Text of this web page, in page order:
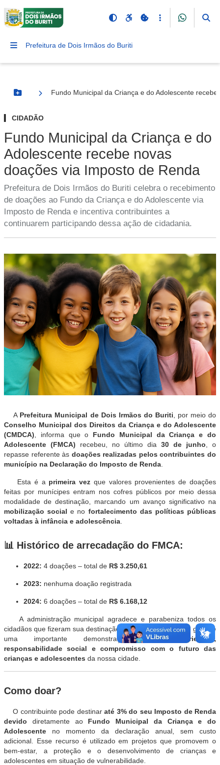
Prefeitura de Dois Irmãos do Buriti
Botão Menu
Fundo Municipal da Criança e do Adolescente
CIDADÃO
Fundo Municipal da Criança e do
Adolescente recebe novas
doações via Imposto de Renda
Prefeitura de Dois Irmãos do Buriti celebra o recebimento
de doações ao Fundo da Criança e do Adolescente via
Imposto de Renda e incentiva contribuintes a
continuarem participando dessa ação de cidadania.
A Prefeitura Municipal de Dois Irmãos do Buriti , por meio do
Conselho Municipal dos Direitos da Criança e do Adolescente
(CMDCA) , informa que o Fundo Municipal da Criança e do
Adolescente (FMCA) recebeu, no último dia 30 de junho , o
repasse referente às doações realizadas pelos contribuintes do
município na Declaração do Imposto de Renda
Esta é a primeira vez que valores provenientes de doações
feitas por munícipes entram nos cofres públicos por meio dessa
modalidade de destinação, marcando um avanço significativo na
mobilização social e no fortalecimento das políticas públicas
voltadas à infância e adolescência
📊 Histórico de arrecadação do FMCA:
2022: 4 doações – total de R$ 3.250,61
2023: nenhuma doação registrada
2024: 6 doações – total de R$ 6.168,12
A administração municipal agradece e parabeniza todos os
cidadãos que fizeram sua destinação, destacando que esse gesto é
uma importante demonstração desolidariedade,
responsabilidade social e compromisso com o futuro das
crianças e adolescentes da nossa cidade.
Como doar?
O contribuinte pode destinar até 3% do seu Imposto de Renda
devido diretamente ao Fundo Municipal da Criança e do
Adolescente no momento da declaração anual, sem custo
adicional. Esse recurso é utilizado em projetos que promovem o
bem-estar, a proteção e o desenvolvimento de crianças e
adolescentes em situação de vulnerabilidade.